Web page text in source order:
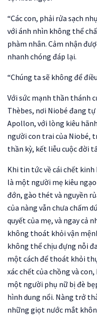
“Các con, phải rửa sạch
với ánh nhìn không thể
phàm nhân. Cảm nhận
nhanh chóng đáp lại.
“Chúng ta sẽ không để
Với sức mạnh thần thánh
Thèbes, nơi Niobé đang
Apollon, với lòng kiêu
người con trai của Niobé,
thần kỳ, kết liễu cuộc đời
Khi tin tức về cái chết
là một người mẹ kiêu
đớn, gào thét và nguyền
của nàng vẫn chưa chấm
quyết của mẹ, và ngay cả
không thoát khỏi vận
không thể chịu đựng nỗi
một cách để thoát khỏi
xác chết của chồng và
một người phụ nữ bị đè
hình dung nổi. Nàng trở
những giọt nước mắt